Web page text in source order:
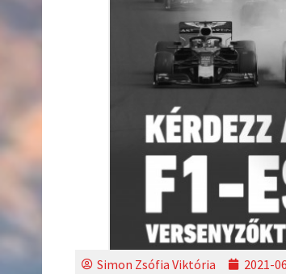
Simon Zsófia Viktória 2021-